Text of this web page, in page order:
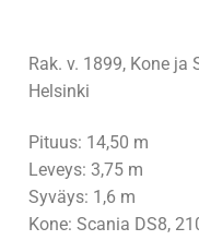
Telakkayhdistys
Kanavansuun
Palvelut
Rak. v. 1899, Kone
Helsinki
Pituus: 14,50 m
Leveys: 3,75 m
Syväys: 1,6 m
Kone: Scania DS8,